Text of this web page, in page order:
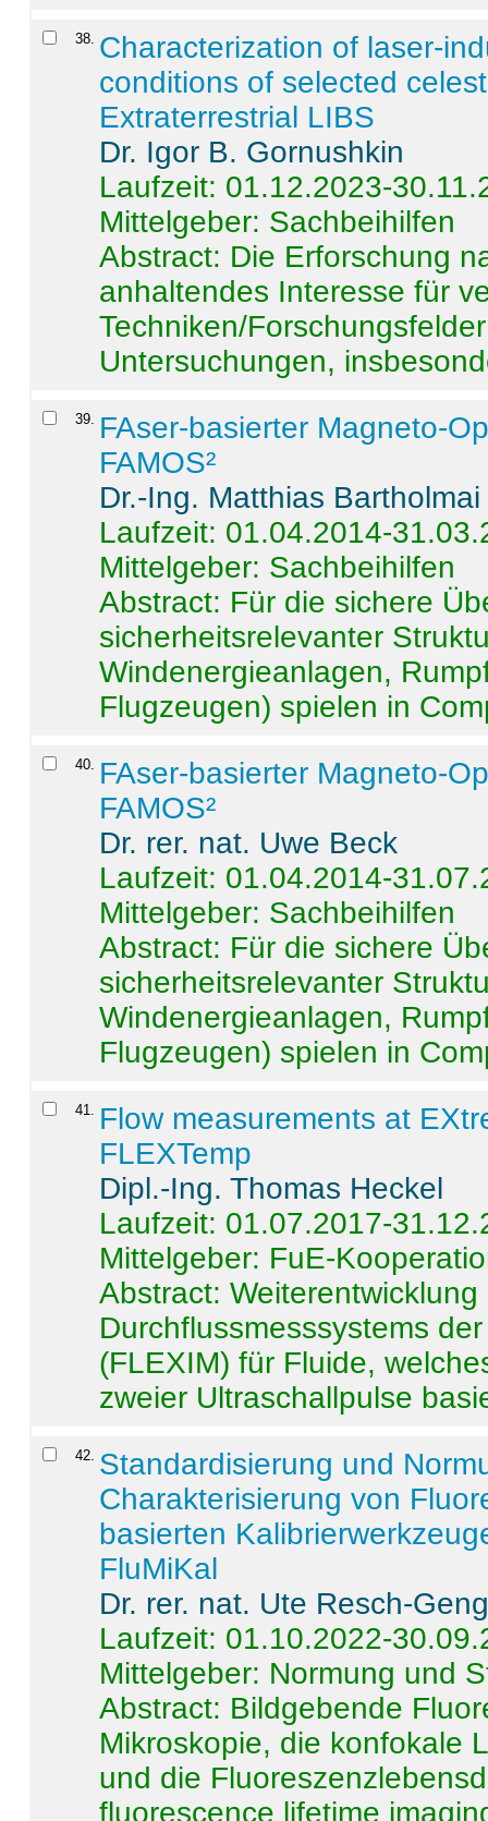
38. Characterization of laser-
conditions of selected
Extraterrestrial LIBS
Dr. Igor B. Gornushkin
Laufzeit: 01.12.2023-
Mittelgeber: Sachbeihilfen
Abstract: Die Erforschung
anhaltendes Interesse für
Techniken/
Untersuchungen,
39. FAser-basierter Magneto-
FAMOS²
Dr.-Ing. Matthias Bartholmai
Laufzeit: 01.04.2014-
Mittelgeber: Sachbeihilfen
Abstract: Für die sichere
sicherheitsrelevanter
Windenergieanlagen,
Flugzeugen) spielen in
40. FAser-basierter Magneto-
FAMOS²
Dr. rer. nat. Uwe Beck
Laufzeit: 01.04.2014-
Mittelgeber: Sachbeihilfen
Abstract: Für die sichere
sicherheitsrelevanter
Windenergieanlagen,
Flugzeugen) spielen in
41. Flow measurements at
FLEXTemp
Dipl.-Ing. Thomas Heckel
Laufzeit: 01.07.2017-
Mittelgeber: FuE-
Abstract:
Durchflussmesssystems
(FLEXIM) für Fluide,
zweier Ultraschallpulse
42. Standardisierung und
Charakterisierung von
basierten
FluMiKal
Dr. rer. nat. Ute Resch-
Laufzeit: 01.10.2022-
Mittelgeber: Normung und
Abstract: Bildgebende
Mikroskopie, die konfokale
und die
fluorescence lifetime